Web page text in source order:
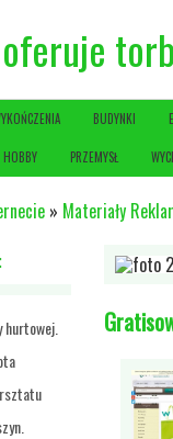
BUDYNKI
HOBBY PRZEMYSŁ
» Materiały